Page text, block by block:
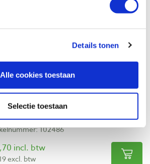
Details tonen
Alle cookies toestaan
Selectie toestaan
inbusschroevendraaier 3,5 mm
102485
voorraad
Vergelijken
4,0 mm
102486
incl. btw
excl. btw